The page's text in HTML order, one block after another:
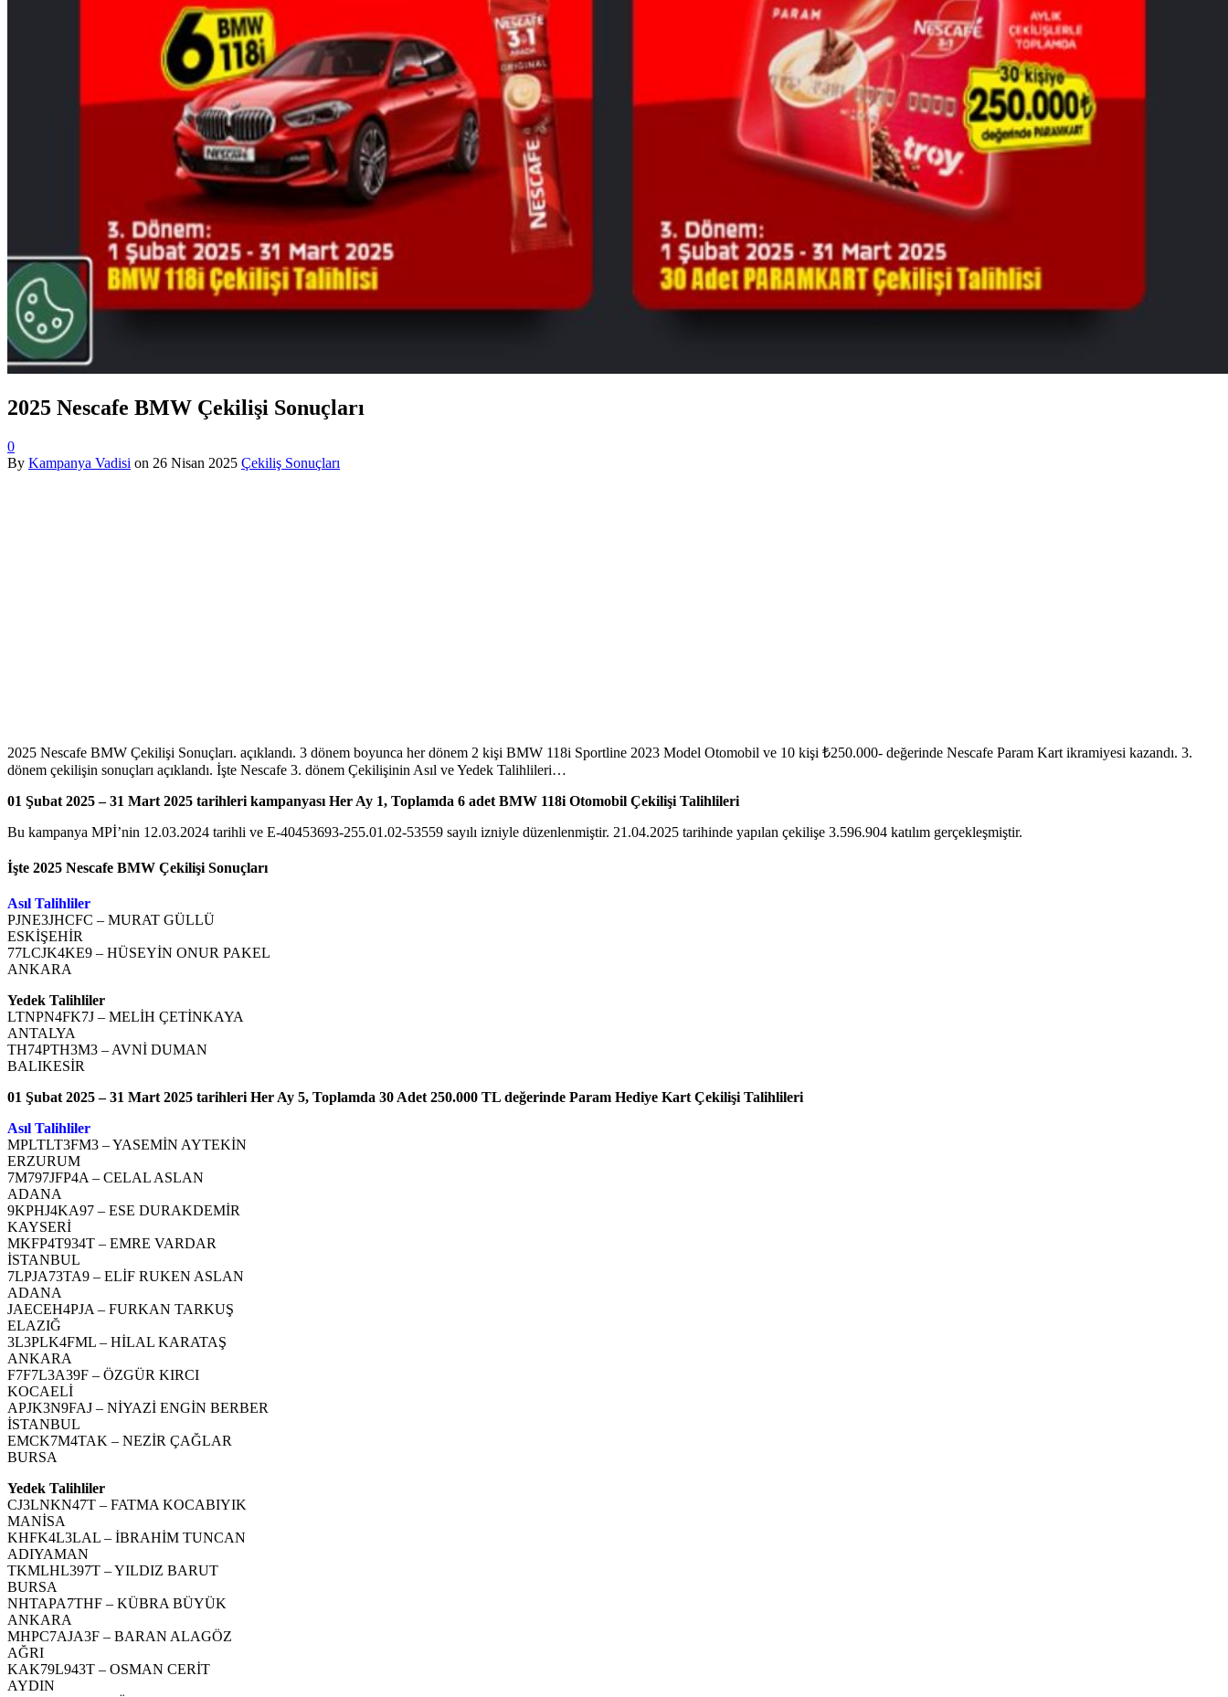
2025 Nescafe BMW Çekilişi Sonuçları
0
By Kampanya Vadisi on 26 Nisan 2025 Çekiliş Sonuçları
2025 Nescafe BMW Çekilişi Sonuçları. açıklandı. 3 dönem boyunca her dönem 2 kişi BMW 118i Sportline 2023 Model Otomobil ve 10 kişi ₺250.000- değerinde Nescafe Param Kart ikramiyesi kazandı. 3.
dönem çekilişin sonuçları açıklandı. İşte Nescafe 3. dönem Çekilişinin Asıl ve Yedek Talihlileri…
01 Şubat 2025 – 31 Mart 2025 tarihleri kampanyası Her Ay 1, Toplamda 6 adet BMW 118i Otomobil Çekilişi Talihlileri
Bu kampanya MPİ’nin 12.03.2024 tarihli ve E-40453693-255.01.02-53559 sayılı izniyle düzenlenmiştir. 21.04.2025 tarihinde yapılan çekilişe 3.596.904 katılım gerçekleşmiştir.
İşte 2025 Nescafe BMW Çekilişi Sonuçları
Asıl Talihliler
PJNE3JHCFC – MURAT GÜLLÜ
ESKİŞEHİR
77LCJK4KE9 – HÜSEYİN ONUR PAKEL
ANKARA
Yedek Talihliler
LTNPN4FK7J – MELİH ÇETİNKAYA
ANTALYA
TH74PTH3M3 – AVNİ DUMAN
BALIKESİR
01 Şubat 2025 – 31 Mart 2025 tarihleri Her Ay 5, Toplamda 30 Adet 250.000 TL değerinde Param Hediye Kart Çekilişi Talihlileri
Asıl Talihliler
MPLTLT3FM3 – YASEMİN AYTEKİN
ERZURUM
7M797JFP4A – CELAL ASLAN
ADANA
9KPHJ4KA97 – ESE DURAKDEMİR
KAYSERİ
MKFP4T934T – EMRE VARDAR
İSTANBUL
7LPJA73TA9 – ELİF RUKEN ASLAN
ADANA
JAECEH4PJA – FURKAN TARKUŞ
ELAZIĞ
3L3PLK4FML – HİLAL KARATAŞ
ANKARA
F7F7L3A39F – ÖZGÜR KIRCI
KOCAELİ
APJK3N9FAJ – NİYAZİ ENGİN BERBER
İSTANBUL
EMCK7M4TAK – NEZİR ÇAĞLAR
BURSA
Yedek Talihliler
CJ3LNKN47T – FATMA KOCABIYIK
MANİSA
KHFK4L3LAL – İBRAHİM TUNCAN
ADIYAMAN
TKMLHL397T – YILDIZ BARUT
BURSA
NHTAPA7THF – KÜBRA BÜYÜK
ANKARA
MHPC7AJA3F – BARAN ALAGÖZ
AĞRI
KAK79L943T – OSMAN CERİT
AYDIN